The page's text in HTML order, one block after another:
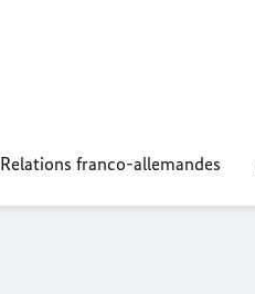
Relations franco-allemandes